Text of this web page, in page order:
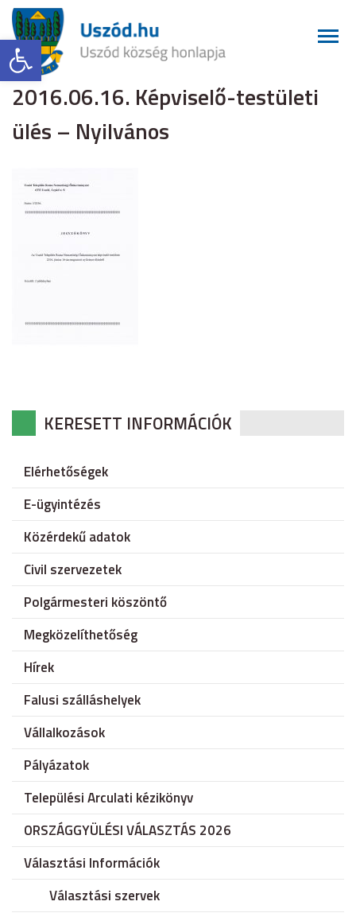
Eszköztár megnyitása
2016.06.16. Képviselő-testületi
ülés – Nyilvános
KERESETT INFORMÁCIÓK
Elérhetőségek
E-ügyintézés
Közérdekű adatok
Civil szervezetek
Polgármesteri köszöntő
Megközelíthetőség
Hírek
Falusi szálláshelyek
Vállalkozások
Pályázatok
Települési Arculati kézikönyv
ORSZÁGGYÜLÉSI VÁLASZTÁS 2026
Választási Információk
Választási szervek